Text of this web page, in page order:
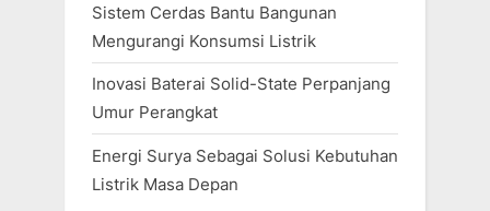
Sistem Cerdas Bantu Bangunan
Mengurangi Konsumsi Listrik
Inovasi Baterai Solid-State Perpanjang
Umur Perangkat
Energi Surya Sebagai Solusi Kebutuhan
Listrik Masa Depan